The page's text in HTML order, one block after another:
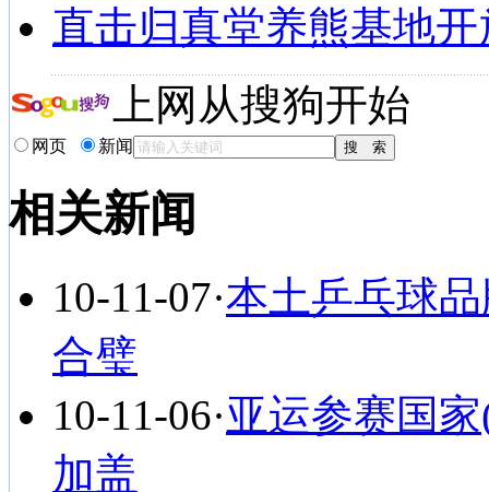
直击归真堂养熊基地开
上网从搜狗开始
网页 新闻
相关新闻
10-11-07·本土乒乓球
合璧
10-11-06·亚运参赛国
加盖